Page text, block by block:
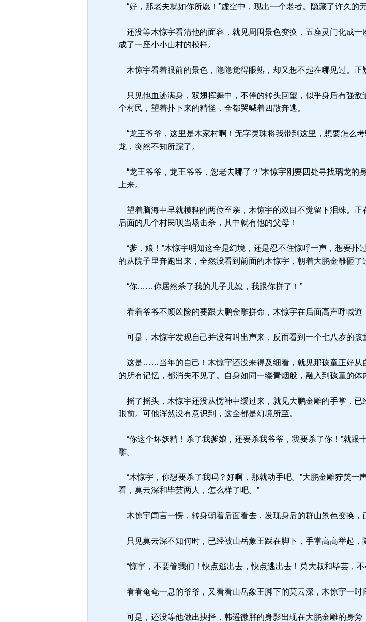
“好，那老夫就如你所愿！”虚空中，现出一个老者。隐藏了许久的
还没等木惊宇看清他的面容，就见周围景色变换，五座灵门化成
成了一座小小山村的模样。
木惊宇看着眼前的景色，隐隐觉得眼熟，却又想不起在哪见过。正
只见他血迹满身，双翅挥舞中，不停的转头回望，似乎身后有强
个村民，望着扑下来的精怪，全都哭喊着四散奔逃。
“龙王爷爷，这里是木家村啊！无字灵珠将我带到这里，想要怎么
龙，突然不知所踪了。
“龙王爷爷，龙王爷爷，您老去哪了？”木惊宇刚要四处寻找璃龙的
上来。
望着脑海中早就模糊的两位至亲，木惊宇的双目不觉留下泪珠。
后面的几个村民呗当场击杀，其中就有他的父母！
“爹，娘！”木惊宇明知这全是幻境，还是忍不住惊呼一声，想要扑
的从院子里奔跑出来，全然没看到前面的木惊宇，朝着大鹏金雕砸了
“你……你居然杀了我的儿子儿媳，我跟你拼了！”
看着爷爷不顾凶险的要跟大鹏金雕拼命，木惊宇在后面高声呼喊道
可是，木惊宇发现自己并没有叫出声来，反而看到一个七八岁的孩
这是……当年的自己！木惊宇还没来得及细看，就见那孩童正好从
的所有记忆，都消失不见了。自身如同一缕青烟般，融入到孩童的体
摇了摇头，木惊宇还没从愣神中缓过来，就见大鹏金雕的手掌，
眼前。可他浑然没有意识到，这全都是幻境所至。
“你这个坏妖精！杀了我爹娘，还要杀我爷爷，我要杀了你！”就跟
雕。
“木惊宇，你想要杀了我吗？好啊，那就动手吧。”大鹏金雕狞笑一
看，莫云深和毕芸两人，怎么样了吧。”
木惊宇闻言一愣，转身朝着后面看去，发现身后的群山景色变换，
只见莫云深不知何时，已经被山岳象王踩在脚下，手掌高高举起，
“惊宇，不要管我们！快点逃出去，快点逃出去！莫大叔和毕芸
看看奄奄一息的爷爷，又看看山岳象王脚下的莫云深，木惊宇一时
可是，还没等他做出抉择，韩遥微胖的身影出现在大鹏金雕的身旁